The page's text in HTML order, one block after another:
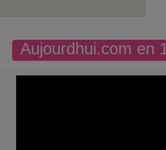
Aujourdhui.com en